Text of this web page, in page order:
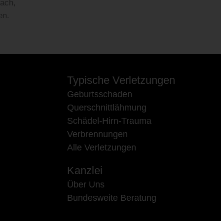
Typische Verletzungen
Geburtsschaden
Querschnittlähmung
Schädel-Hirn-Trauma
Verbrennungen
Alle Verletzungen
Kanzlei
Über Uns
Bundesweite Beratung